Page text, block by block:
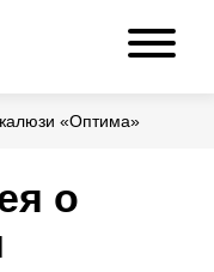
«Оптима»
о